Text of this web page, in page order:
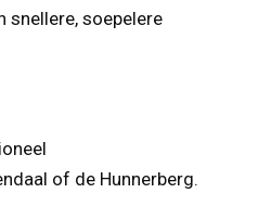
snellere, soepelere
of de Hunnerberg.